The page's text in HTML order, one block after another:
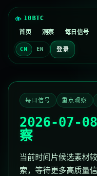
首页 洞察 每日信号
CN EN 登录
每日信号 重点观察
2026-07-
察
当前时间片候选素材
索，等待更多高质量